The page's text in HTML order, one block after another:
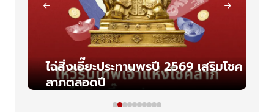
ไฉ่สิ่งเอี๊ยะประทานพรปี 2569 เสริมโชค
ลาภตลอดปี